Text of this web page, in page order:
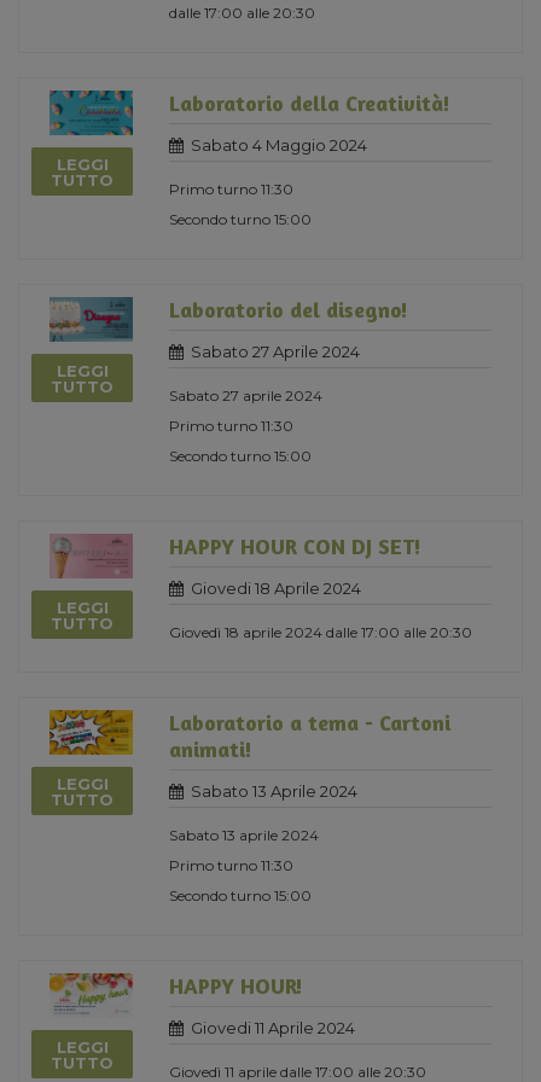
dalle 17:00 alle 20:30
LEGGI
TUTTO
Laboratorio della Creatività!
Sabato 4 Maggio 2024
Primo turno 11:30
Secondo turno 15:00
LEGGI
TUTTO
Laboratorio del disegno!
Sabato 27 Aprile 2024
Sabato 27 aprile 2024
Primo turno 11:30
Secondo turno 15:00
LEGGI
TUTTO
HAPPY HOUR CON DJ SET!
Giovedi 18 Aprile 2024
Giovedì 18 aprile 2024 dalle 17:00 alle 20:30
LEGGI
TUTTO
Laboratorio a tema - Cartoni
animati!
Sabato 13 Aprile 2024
Sabato 13 aprile 2024
Primo turno 11:30
Secondo turno 15:00
LEGGI
TUTTO
HAPPY HOUR!
Giovedi 11 Aprile 2024
Giovedì 11 aprile dalle 17:00 alle 20:30